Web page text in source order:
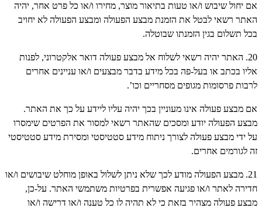
אם יחול שיבוש ו/או טעות בתיאור מוצר, מחירו ו/או כל פרט אחר, יהיה
האתר רשאי לבטל את הזמנת מבצע הפעולה ומבצע הפעולה לא יחויב
בכל תשלום בגין הזמנתו שבוטלה.
20. האתר יהיה רשאי לשלוח אל מבצע פעולה דואר אלקטרוני, לפנות
אליו בכתב או בעל-פה בכל מידע בדבר מבצעים ו/או עניינים אחרים
לרבות פרסומות מגופים מסחריים וכו’.
אם מבצע פעולה אינו מעוניין בכך יהיה עליו ליידע על כך את האתר.
מבצע הפעולה יודע ומסכים שהאתר רשאי למסור את הפרטים שימסרו
על ידי מבצע פעולה לצורך ניתוח מידע סטטיסטי ומסירת מידע סטטיסטי
זה לגורמים אחרים.
21. מבצע הפעולה מודע לכך שלא ניתן לשלול באופן מוחלט שיבושים ו/או
חדירה לאתר ו/או פגיעה אפשרית בפרטיות משתמשי האתר. על-כן,
מבצע פעולה מצהיר בזאת כי לא תהיה לו כל טענה ו/או דרישה ו/או